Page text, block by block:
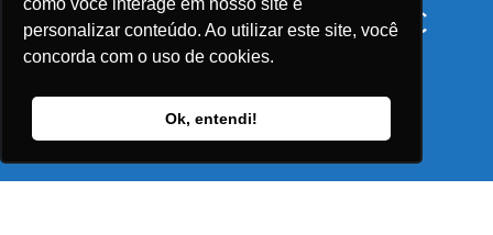
como você interage em nosso site e
personalizar conteúdo. Ao utilizar este site, você
concorda com o uso de cookies.
Ok, entendi!